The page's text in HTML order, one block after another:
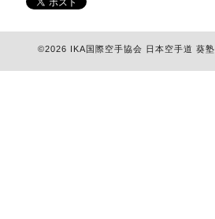
©2026 IKA国際空手協会 日本空手道 葵塾